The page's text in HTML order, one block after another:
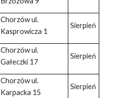
Chorzów ul.
Kasprowicza 1
Sierpień
Chorzów ul.
Gałeczki 17
Sierpień
Chorzów ul.
Karpacka 15
Sierpień